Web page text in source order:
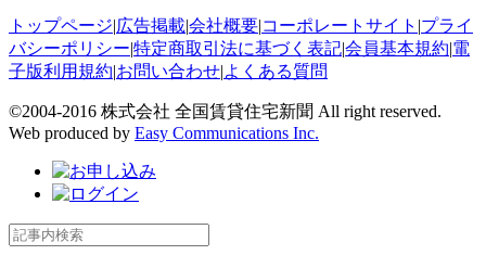
トップページ|広告掲載|会社概要|コーポレートサイト |プライ
バシーポリシー|特定商取引法に基づく表記|会員基本規約|電
子版利用規約|お問い合わせ|よくある質問
©2004-2016 株式会社 全国賃貸住宅新聞 All right reserved.
Web produced by Easy Communications Inc.